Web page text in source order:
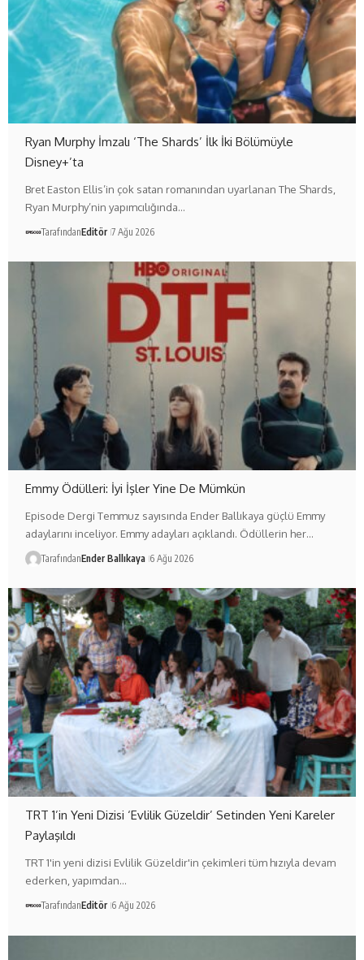
Ryan Murphy İmzalı ‘The Shards’ İlk İki Bölümüyle
Disney+’ta
Bret Easton Ellis’in çok satan romanından uyarlanan The Shards,
Ryan Murphy’nin yapımcılığında…
TarafındanEditör 7 Ağu 2026
Emmy Ödülleri: İyi İşler Yine De Mümkün
Episode Dergi Temmuz sayısında Ender Ballıkaya güçlü Emmy
adaylarını inceliyor. Emmy adayları açıklandı. Ödüllerin her…
TarafındanEnder Ballıkaya 6 Ağu 2026
TRT 1’in Yeni Dizisi ‘Evlilik Güzeldir’ Setinden Yeni Kareler
Paylaşıldı
TRT 1'in yeni dizisi Evlilik Güzeldir'in çekimleri tüm hızıyla devam
ederken, yapımdan…
TarafındanEditör 6 Ağu 2026